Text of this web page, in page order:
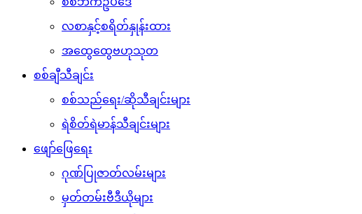
လစာနှင့်စရိတ်နှုန်းထား
အထွေထွေဗဟုသုတ
စစ်ချီသီချင်း
စစ်သည်ရေး/ဆိုသီချင်းများ
ရဲစိတ်ရဲမာန်သီချင်းများ
ဖျော်ဖြေရေး
ဂုဏ်ပြုဇာတ်လမ်းများ
မှတ်တမ်းဗီဒီယိုများ